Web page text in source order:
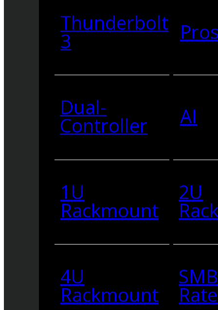
Thunderbolt
3
Dual-
Controller AI
1U
Rackmount
2U
4U
Rackmount Rate